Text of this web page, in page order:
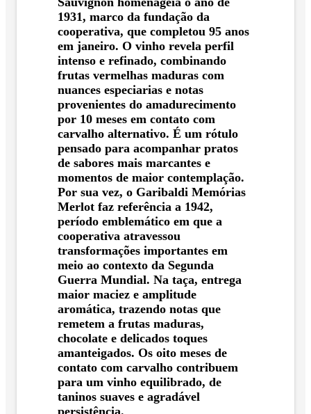
1931, marco da fundação da
cooperativa, que completou 95 anos
em janeiro. O vinho revela perfil
intenso e refinado, combinando
frutas vermelhas maduras com
nuances especiarias e notas
provenientes do amadurecimento
por 10 meses em contato com
carvalho alternativo. É um rótulo
pensado para acompanhar pratos
de sabores mais marcantes e
momentos de maior contemplação.
Por sua vez, o Garibaldi Memórias
Merlot faz referência a 1942,
período emblemático em que a
cooperativa atravessou
transformações importantes em
meio ao contexto da Segunda
Guerra Mundial. Na taça, entrega
maior maciez e amplitude
aromática, trazendo notas que
remetem a frutas maduras,
chocolate e delicados toques
amanteigados. Os oito meses de
contato com carvalho contribuem
para um vinho equilibrado, de
taninos suaves e agradável